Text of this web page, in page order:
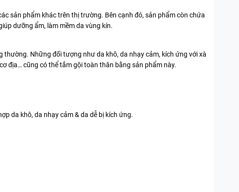
sản phẩm khác trên thị trường. Bên cạnh đó, sản phẩm còn chứa
dưỡng ẩm, làm mềm da vùng kín.
Những đối tượng như da khô, da nhạy cảm, kích ứng với xà
địa… cũng có thể tắm gội toàn thân bằng sản phẩm này.
da khô, da nhạy cảm & da dễ bị kích ứng.